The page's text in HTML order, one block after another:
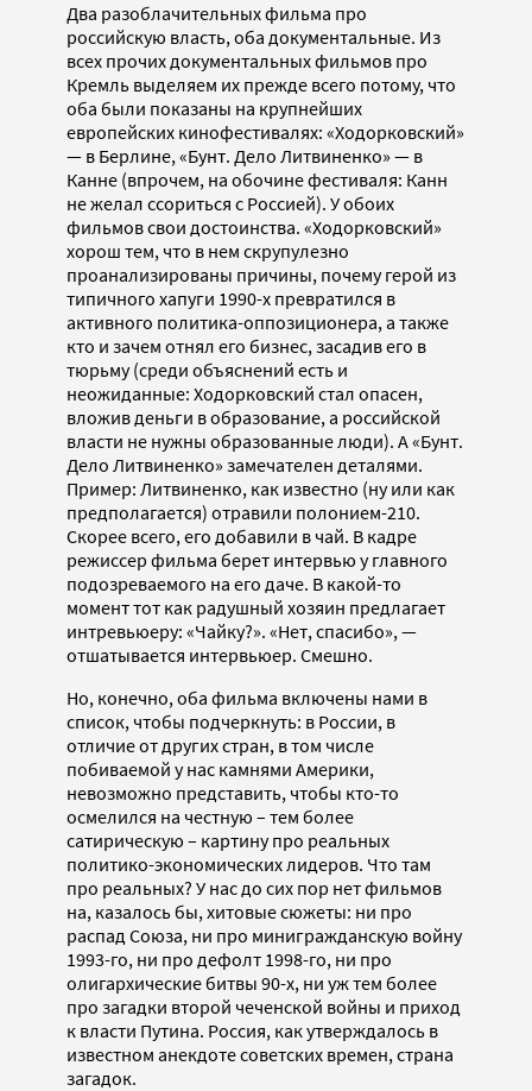
Два разоблачительных фильма про
российскую власть, оба документальные. Из
всех прочих документальных фильмов про
Кремль выделяем их прежде всего потому, что
оба были показаны на крупнейших
европейских кинофестивалях: «Ходорковский»
— в Берлине, «Бунт. Дело Литвиненко» — в
Канне (впрочем, на обочине фестиваля: Канн
не желал ссориться с Россией). У обоих
фильмов свои достоинства. «Ходорковский»
хорош тем, что в нем скрупулезно
проанализированы причины, почему герой из
типичного хапуги 1990-х превратился в
активного политика-оппозиционера, а также
кто и зачем отнял его бизнес, засадив его в
тюрьму (среди объяснений есть и
неожиданные: Ходорковский стал опасен,
вложив деньги в образование, а российской
власти не нужны образованные люди). А «Бунт.
Дело Литвиненко» замечателен деталями.
Пример: Литвиненко, как известно (ну или как
предполагается) отравили полонием-210.
Скорее всего, его добавили в чай. В кадре
режиссер фильма берет интервью у главного
подозреваемого на его даче. В какой-то
момент тот как радушный хозяин предлагает
интревьюеру: «Чайку?». «Нет, спасибо», —
отшатывается интервьюер. Смешно.
Но, конечно, оба фильма включены нами в
список, чтобы подчеркнуть: в России, в
отличие от других стран, в том числе
побиваемой у нас камнями Америки,
невозможно представить, чтобы кто-то
осмелился на честную – тем более
сатирическую – картину про реальных
политико-экономических лидеров. Что там
про реальных? У нас до сих пор нет фильмов
на, казалось бы, хитовые сюжеты: ни про
распад Союза, ни про минигражданскую войну
1993-го, ни про дефолт 1998-го, ни про
олигархические битвы 90-х, ни уж тем более
про загадки второй чеченской войны и приход
к власти Путина. Россия, как утверждалось в
известном анекдоте советских времен, страна
загадок.